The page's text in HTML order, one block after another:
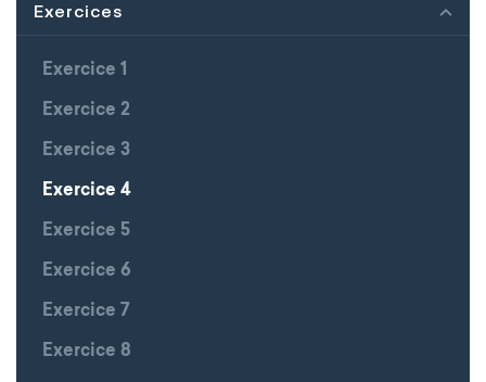
Exercices
Exercice 1
Exercice 2
Exercice 3
Exercice 4
Exercice 5
Exercice 6
Exercice 7
Exercice 8